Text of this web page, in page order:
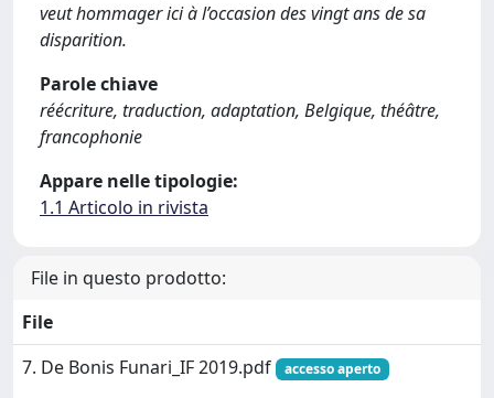
veut hommager ici à l’occasion des vingt ans de sa
disparition.
Parole chiave
réécriture, traduction, adaptation, Belgique, théâtre,
francophonie
Appare nelle tipologie:
1.1 Articolo in rivista
File in questo prodotto:
File
7. De Bonis Funari_IF 2019.pdf
accesso aperto